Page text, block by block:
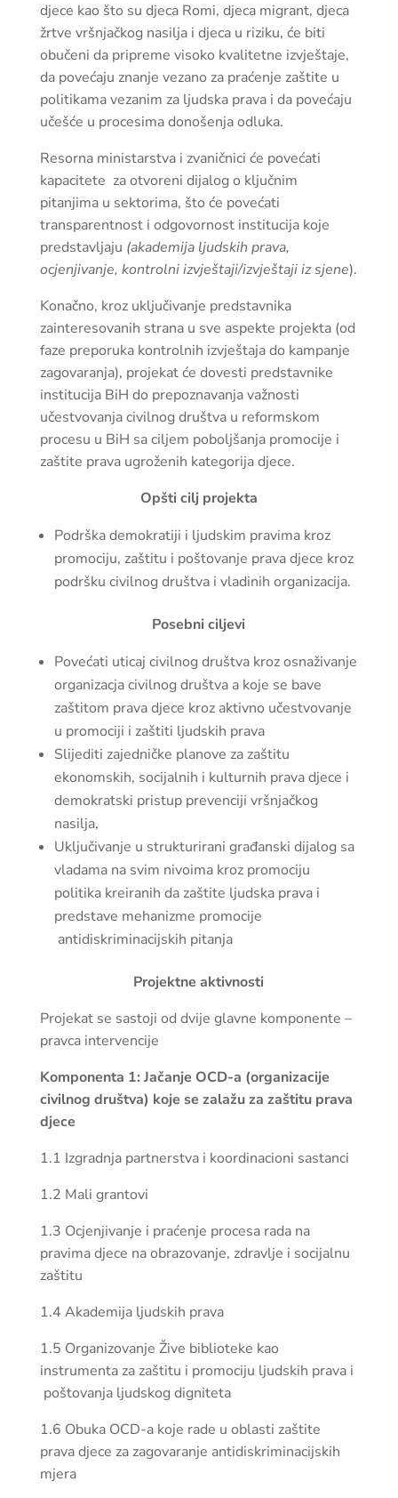
djece kao što su djeca Romi, djeca migrant, djeca
žrtve vršnjačkog nasilja i djeca u riziku, će biti
obučeni da pripreme visoko kvalitetne izvještaje,
da povećaju znanje vezano za praćenje zaštite u
politikama vezanim za ljudska prava i da povećaju
učešće u procesima donošenja odluka.
Resorna ministarstva i zvaničnici će povećati
kapacitete za otvoreni dijalog o ključnim
pitanjima u sektorima, što će povećati
transparentnost i odgovornost institucija koje
predstavljaju (akademija ljudskih prava,
ocjenjivanje, kontrolni izvještaji/izvještaji iz sjene).
Konačno, kroz uključivanje predstavnika
zainteresovanih strana u sve aspekte projekta (od
faze preporuka kontrolnih izvještaja do kampanje
zagovaranja), projekat će dovesti predstavnike
institucija BiH do prepoznavanja važnosti
učestvovanja civilnog društva u reformskom
procesu u BiH sa ciljem poboljšanja promocije i
zaštite prava ugroženih kategorija djece.
Opšti cilj projekta
Podrška demokratiji i ljudskim pravima kroz
promociju, zaštitu i poštovanje prava djece kroz
podršku civilnog društva i vladinih organizacija.
Posebni ciljevi
Povećati uticaj civilnog društva kroz osnaživanje
organizacja civilnog društva a koje se bave
zaštitom prava djece kroz aktivno učestvovanje
u promociji i zaštiti ljudskih prava
Slijediti zajedničke planove za zaštitu
ekonomskih, socijalnih i kulturnih prava djece i
demokratski pristup prevenciji vršnjačkog
nasilja,
Uključivanje u strukturirani građanski dijalog sa
vladama na svim nivoima kroz promociju
politika kreiranih da zaštite ljudska prava i
predstave mehanizme promocije
antidiskriminacijskih pitanja
Projektne aktivnosti
Projekat se sastoji od dvije glavne komponente –
pravca intervencije
Komponenta 1: Jačanje OCD-a (organizacije
civilnog društva) koje se zalažu za zaštitu prava
djece
1.1 Izgradnja partnerstva i koordinacioni sastanci
1.2 Mali grantovi
1.3 Ocjenjivanje i praćenje procesa rada na
pravima djece na obrazovanje, zdravlje i socijalnu
zaštitu
1.4 Akademija ljudskih prava
1.5 Organizovanje Žive biblioteke kao
instrumenta za zaštitu i promociju ljudskih prava i
poštovanja ljudskog digniteta
1.6 Obuka OCD-a koje rade u oblasti zaštite
prava djece za zagovaranje antidiskriminacijskih
mjera